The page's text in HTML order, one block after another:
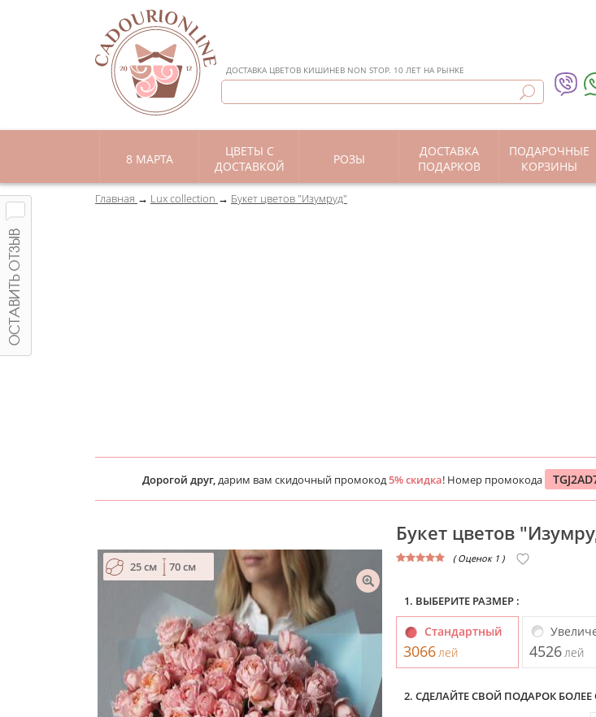
ДОСТАВКА ЦВЕТОВ КИШИНЕВ NON STOP. 10 ЛЕТ НА РЫНКЕ
8 МАРТА
ЦВЕТЫ С
ДОСТАВКОЙ
РОЗЫ
ДОСТАВКА
ПОДАРКОВ
ПОДАРОЧНЫЕ
КОРЗИНЫ
Главная Lux collection Букет цветов "Изумруд"
Дорогой друг,дарим вам скидочный промокод5% скидка! Номер промокода
25 см 70 см
Букет цветов
( Оценок 1 )
1. ВЫБЕРИТЕ РАЗМЕР :
Стандартный
3066 лей 4526 лей
2. СДЕЛАЙТЕ СВОЙ ПОДАРОК